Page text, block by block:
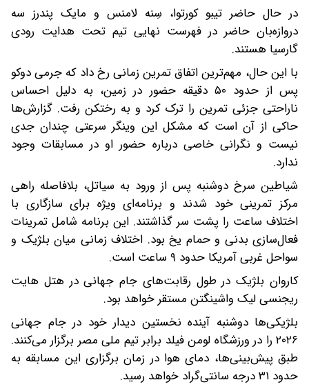
در حال حاضر تیبو کورتوا، سِنه لامنس و مایک پندرز سه
دروازه‌بان حاضر در فهرست نهایی تیم تحت هدایت رودی
گارسیا هستند.
با این حال، مهم‌ترین اتفاق تمرین زمانی رخ داد که جرمی دوکو
پس از حدود ۵۰ دقیقه حضور در زمین، به دلیل احساس
ناراحتی جزئی تمرین را ترک کرد و به رختکن رفت. گزارش‌ها
حاکی از آن است که مشکل این وینگر سرعتی چندان جدی
نیست و نگرانی خاصی درباره حضور او در مسابقات وجود
ندارد.
شیاطین سرخ دوشنبه پس از ورود به سیاتل، بلافاصله راهی
مرکز تمرینی خود شدند و برنامه‌ای ویژه برای سازگاری با
اختلاف ساعت را پشت سر گذاشتند. این برنامه شامل تمرینات
فعال‌سازی بدنی و حمام یخ بود. اختلاف زمانی میان بلژیک و
سواحل غربی آمریکا حدود ۹ ساعت است.
کاروان بلژیک در طول رقابت‌های جام جهانی در هتل هایت
ریجنسی لیک واشینگتن مستقر خواهد بود.
بلژیکی‌ها دوشنبه آینده نخستین دیدار خود در جام جهانی
۲۰۲۶ را در ورزشگاه لومن فیلد برابر تیم ملی مصر برگزار می‌کنند.
طبق پیش‌بینی‌ها، دمای هوا در زمان برگزاری این مسابقه به
حدود ۳۱ درجه سانتی‌گراد خواهد رسید.